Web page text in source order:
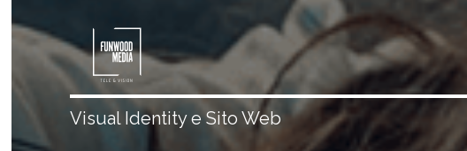
Visual Identity e Sito Web